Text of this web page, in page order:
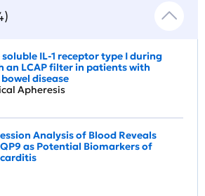
IL-1 receptor type I during
an LCAP filter in patients with
disease
Apheresis
Analysis of Blood Reveals
as Potential Biomarkers of